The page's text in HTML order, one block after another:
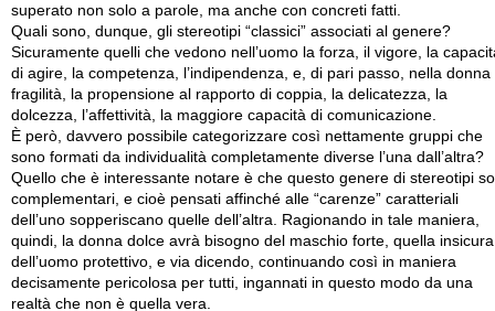
superato non solo a parole, ma anche con concreti fatti.
Quali sono, dunque, gli stereotipi “classici” associati al genere?
Sicuramente quelli che vedono nell’uomo la forza, il vigore, la
di agire, la competenza, l’indipendenza, e, di pari passo, nella donna
fragilità, la propensione al rapporto di coppia, la delicatezza, la
dolcezza, l’affettività, la maggiore capacità di comunicazione.
È però, davvero possibile categorizzare così nettamente gruppi che
sono formati da individualità completamente diverse l’una dall’altra?
Quello che è interessante notare è che questo genere di stereotipi
complementari, e cioè pensati affinché alle “carenze” caratteriali
dell’uno sopperiscano quelle dell’altra. Ragionando in tale maniera,
quindi, la donna dolce avrà bisogno del maschio forte, quella insicura
dell’uomo protettivo, e via dicendo, continuando così in maniera
decisamente pericolosa per tutti, ingannati in questo modo da una
realtà che non è quella vera.